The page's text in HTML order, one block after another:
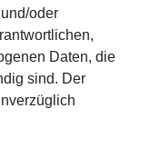
oder
Daten, die
sind. Der